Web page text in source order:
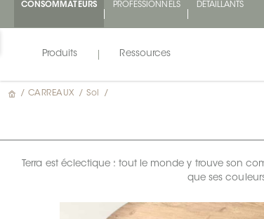
CONSOMMATEURS PROFESSIONNELS
DÉTAILLANTS
Produits Ressources
/ CARREAUX / Sol /
Terra est éclectique : tout le monde y trouve son
que ses